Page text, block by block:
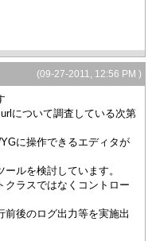
(09-27-2011, 12:56 PM )
について調査している次第
に操作できるエディタが
ルを検討しています。
クラスではなくコントロー
前後のログ出力等を実施出